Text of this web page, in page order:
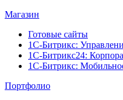
Магазин
Готовые сайты
1С-Битрикс:
1С-Битрикс24:
1С-Битрикс:
Портфолио